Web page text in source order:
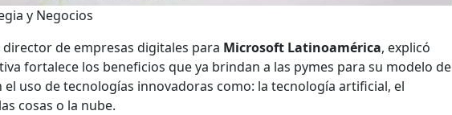
y Negocios
director de empresas digitales para Microsoft Latinoamérica, explicó
fortalece los beneficios que ya brindan a las pymes para su modelo de
el uso de tecnologías innovadoras como: la tecnología artificial, el
cosas o la nube.